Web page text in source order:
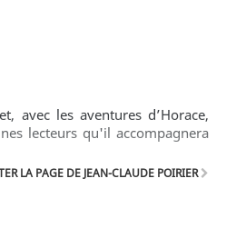
avec les aventures d’Horace,
lecteurs qu'il accompagnera
LA PAGE DE JEAN-CLAUDE POIRIER